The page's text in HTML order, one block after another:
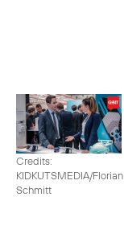
Credits:
KIDKUTSMEDIA/Florian
Schmitt